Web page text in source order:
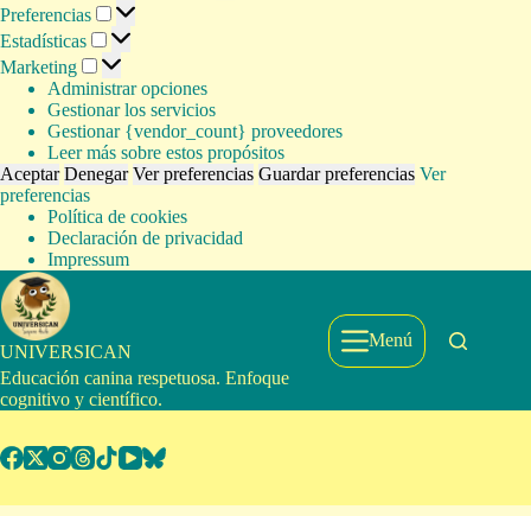
Preferencias
Preferencias
Estadísticas Estadísticas
Marketing Marketing
Administrar opciones
Gestionar los servicios
Gestionar {vendor_count} proveedores
Leer más sobre estos propósitos
Aceptar Denegar Ver preferencias Guardar preferencias Ver
preferencias
Política de cookies
Declaración de privacidad
Impressum
Saltar
al
contenido
UNIVERSICAN
Educación canina respetuosa. Enfoque
cognitivo y científico.
Menú